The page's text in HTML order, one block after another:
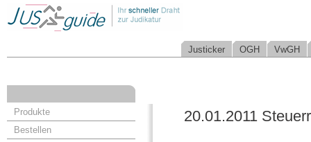
Justicker OGH VwGH
Produkte
Bestellen
20.01.2011